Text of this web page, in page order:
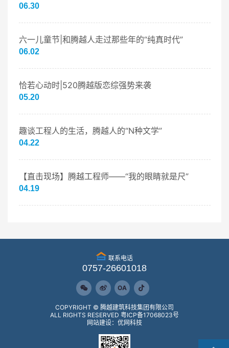
06.30
六一儿童节|和腾越人走过那些年的“纯真时代”
06.02
恰若心动时|520腾越版恋综强势来袭
05.20
趣谈工程人的生活，腾越人的“N种文学”
04.22
【直击现场】腾越工程师——“我的眼睛就是尺”
04.19
联系电话
0757-26601018
OA
COPYRIGHT © 腾越建筑科技集团有限公司
ALL RIGHTS RESERVED 粤ICP备17068023号
网站建设：优网科技